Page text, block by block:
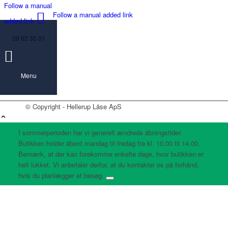
Follow a manual
added link
39 62 35 01
Follow a manual added link
Menu
© Copyright - Hellerup Låse ApS
I sommerperioden har vi generelt ændrede åbningstider.
Butikken holder åbent mandag til fredag fra kl. 10.00 til 14.00.
Bemærk, at der kan forekomme enkelte dage, hvor butikken er
helt lukket. Vi anbefaler derfor, at du kontakter os på forhånd,
hvis du planlægger et besøg.